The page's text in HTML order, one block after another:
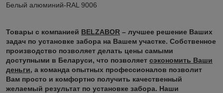
Белый алюминий-RAL 9006
Товары с компанией BELZABOR – лучшее решение Ваших
задач по установке забора на Вашем участке. Собственное
производство позволяет делать цены самыми
доступными в Беларуси, что позволяет сэкономить Ваши
деньги, а команда опытных профессионалов позволит
Вам просто и комфортно получить качественный
желаемый результат по установке забора. Наши